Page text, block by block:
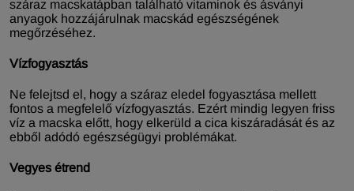
száraz macskatápban található vitaminok és ásványi
anyagok hozzájárulnak macskád egészségének
megőrzéséhez.
Vízfogyasztás
Ne felejtsd el, hogy a száraz eledel fogyasztása mellett
fontos a megfelelő vízfogyasztás. Ezért mindig legyen friss
víz a macska előtt, hogy elkerüld a cica kiszáradását és az
ebből adódó egészségügyi problémákat.
Vegyes étrend